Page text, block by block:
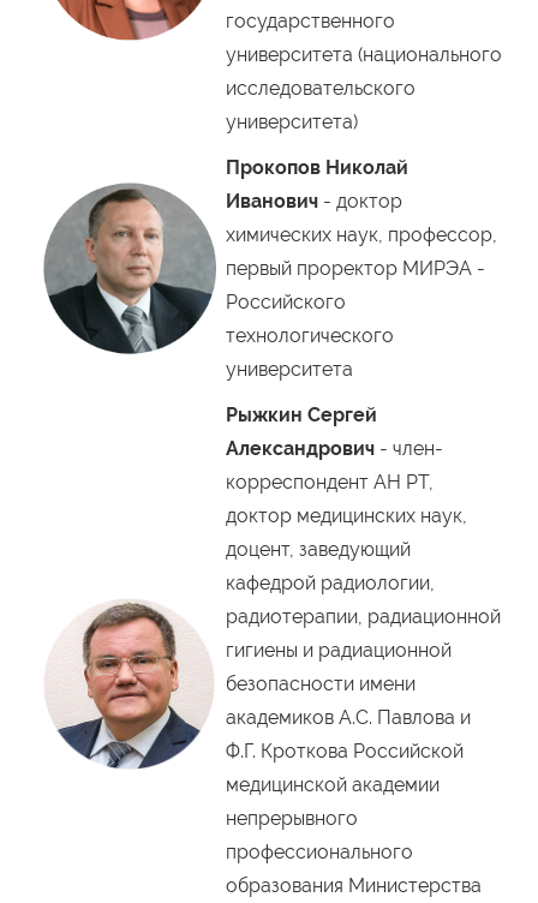
государственного
университета (национального
исследовательского
университета)
Прокопов Николай
Иванович - доктор
химических наук, профессор,
первый проректор МИРЭА -
Российского
технологического
университета
Рыжкин Сергей
Александрович - член-
корреспондент АН РТ,
доктор медицинских наук,
доцент, заведующий
кафедрой радиологии,
радиотерапии, радиационной
гигиены и радиационной
безопасности имени
академиков А.С. Павлова и
Ф.Г. Кроткова Российской
медицинской академии
непрерывного
профессионального
образования Министерства